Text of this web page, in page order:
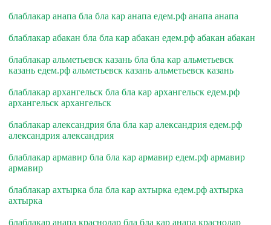
блаблакар анапа бла бла кар анапа едем.рф анапа анапа
блаблакар абакан бла бла кар абакан едем.рф абакан абакан
блаблакар альметьевск казань бла бла кар альметьевск
казань едем.рф альметьевск казань альметьевск казань
блаблакар архангельск бла бла кар архангельск едем.рф
архангельск архангельск
блаблакар александрия бла бла кар александрия едем.рф
александрия александрия
блаблакар армавир бла бла кар армавир едем.рф армавир
армавир
блаблакар ахтырка бла бла кар ахтырка едем.рф ахтырка
ахтырка
блаблакар анапа краснодар бла бла кар анапа краснодар